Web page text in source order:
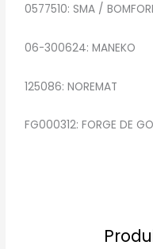
0577510: SMA /
06-300624: MANEKO
125086: NOREMAT
FG000312: FORGE DE